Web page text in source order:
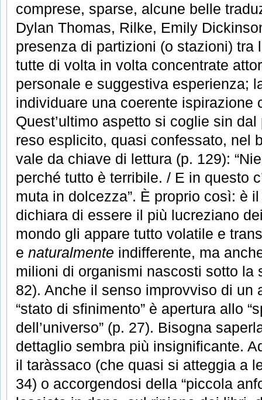
comprese, sparse, alcune belle
Dylan Thomas, Rilke, Emily
presenza di partizioni (o stazioni) tra
tutte di volta in volta concentrate
personale e suggestiva esperienza;
individuare una coerente ispirazione
Quest’ultimo aspetto si coglie sin
reso esplicito, quasi confessato, nel
vale da chiave di lettura (p. 129):
perché tutto è terribile. / E in questo
muta in dolcezza”. È proprio così: è
dichiara di essere il più lucreziano
mondo gli appare tutto volatile e
e naturalmente indifferente, ma
milioni di organismi nascosti sotto la
82). Anche il senso improvviso di un
“stato di sfinimento” è apertura allo
dell’universo” (p. 27). Bisogna
dettaglio sembra più insignificante.
il taràssaco (che quasi si atteggia a
34) o accorgendosi della “piccola